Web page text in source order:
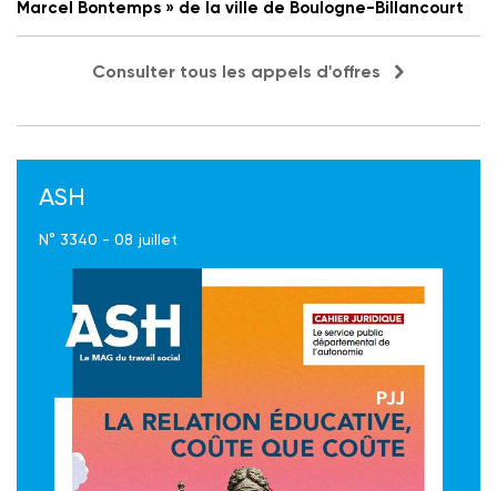
Marcel Bontemps » de la ville de Boulogne-Billancourt
Consulter tous les appels d'offres
ASH
N° 3340 - 08 juillet